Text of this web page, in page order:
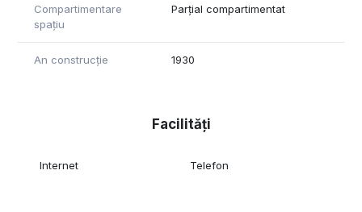
Compartimentare
spațiu
Parțial compartimentat
An construcție 1930
Facilități
Internet Telefon